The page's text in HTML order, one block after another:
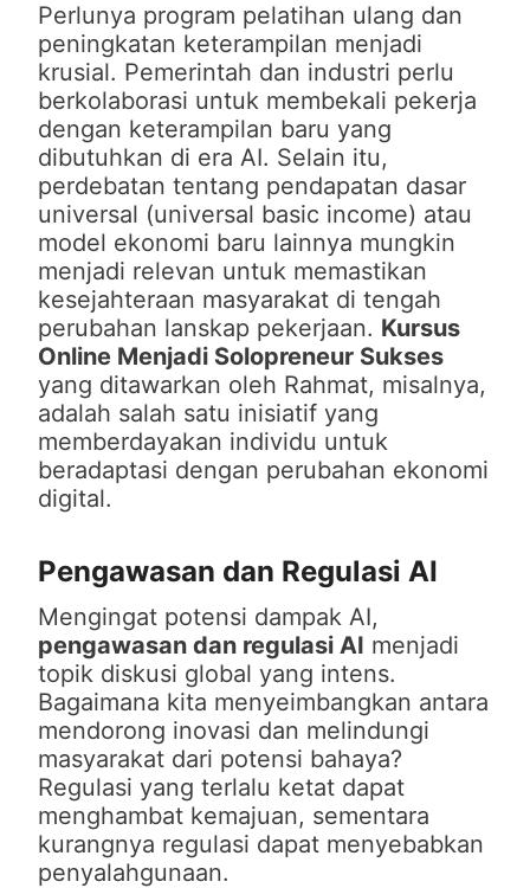
Perlunya program pelatihan ulang dan
peningkatan keterampilan menjadi
krusial. Pemerintah dan industri perlu
berkolaborasi untuk membekali pekerja
dengan keterampilan baru yang
dibutuhkan di era AI. Selain itu,
perdebatan tentang pendapatan dasar
universal (universal basic income) atau
model ekonomi baru lainnya mungkin
menjadi relevan untuk memastikan
kesejahteraan masyarakat di tengah
perubahan lanskap pekerjaan. Kursus
Online Menjadi Solopreneur Sukses
yang ditawarkan oleh Rahmat, misalnya,
adalah salah satu inisiatif yang
memberdayakan individu untuk
beradaptasi dengan perubahan ekonomi
digital.
Pengawasan dan Regulasi AI
Mengingat potensi dampak AI,
pengawasan dan regulasi AI menjadi
topik diskusi global yang intens.
Bagaimana kita menyeimbangkan antara
mendorong inovasi dan melindungi
masyarakat dari potensi bahaya?
Regulasi yang terlalu ketat dapat
menghambat kemajuan, sementara
kurangnya regulasi dapat menyebabkan
penyalahgunaan.